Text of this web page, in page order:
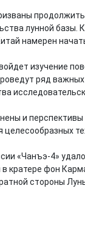
лунной
намерен
изучение
ряд
и
«Чанъэ-4»
кратере фон
стороны